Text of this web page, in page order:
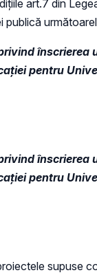
art.7 din
publică
înscrierea
pentru
înscrierea
pentru
supuse